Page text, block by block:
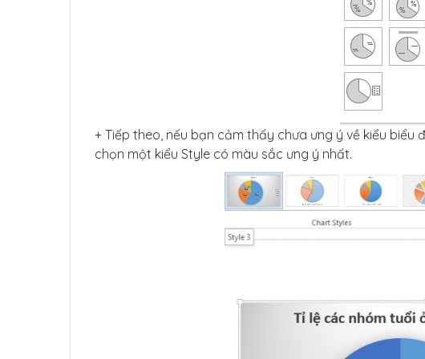
+ Tiếp theo, nếu bạn cảm thấy chưa ưng ý về kiểu biểu
chọn một kiểu Style có màu sắc ưng ý nhất.